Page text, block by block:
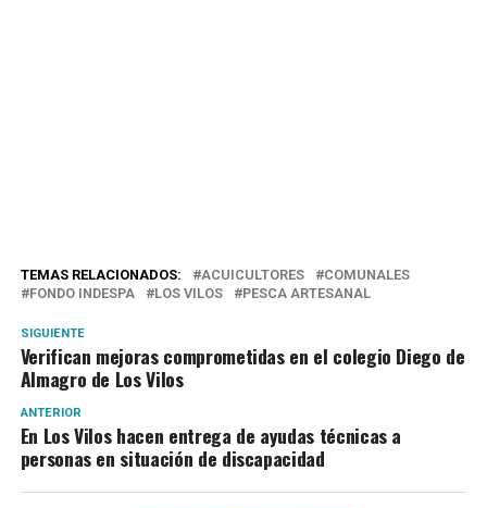
TEMAS RELACIONADOS: ACUICULTORES
COMUNALES
FONDO INDESPA
LOS VILOS PESCA ARTESANAL
SIGUIENTE
Verifican mejoras comprometidas en el colegio Diego de
Almagro de Los Vilos
ANTERIOR
En Los Vilos hacen entrega de ayudas técnicas a
personas en situación de discapacidad